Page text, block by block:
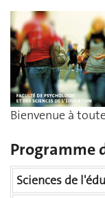
Bienvenue à
Programme
Sciences de